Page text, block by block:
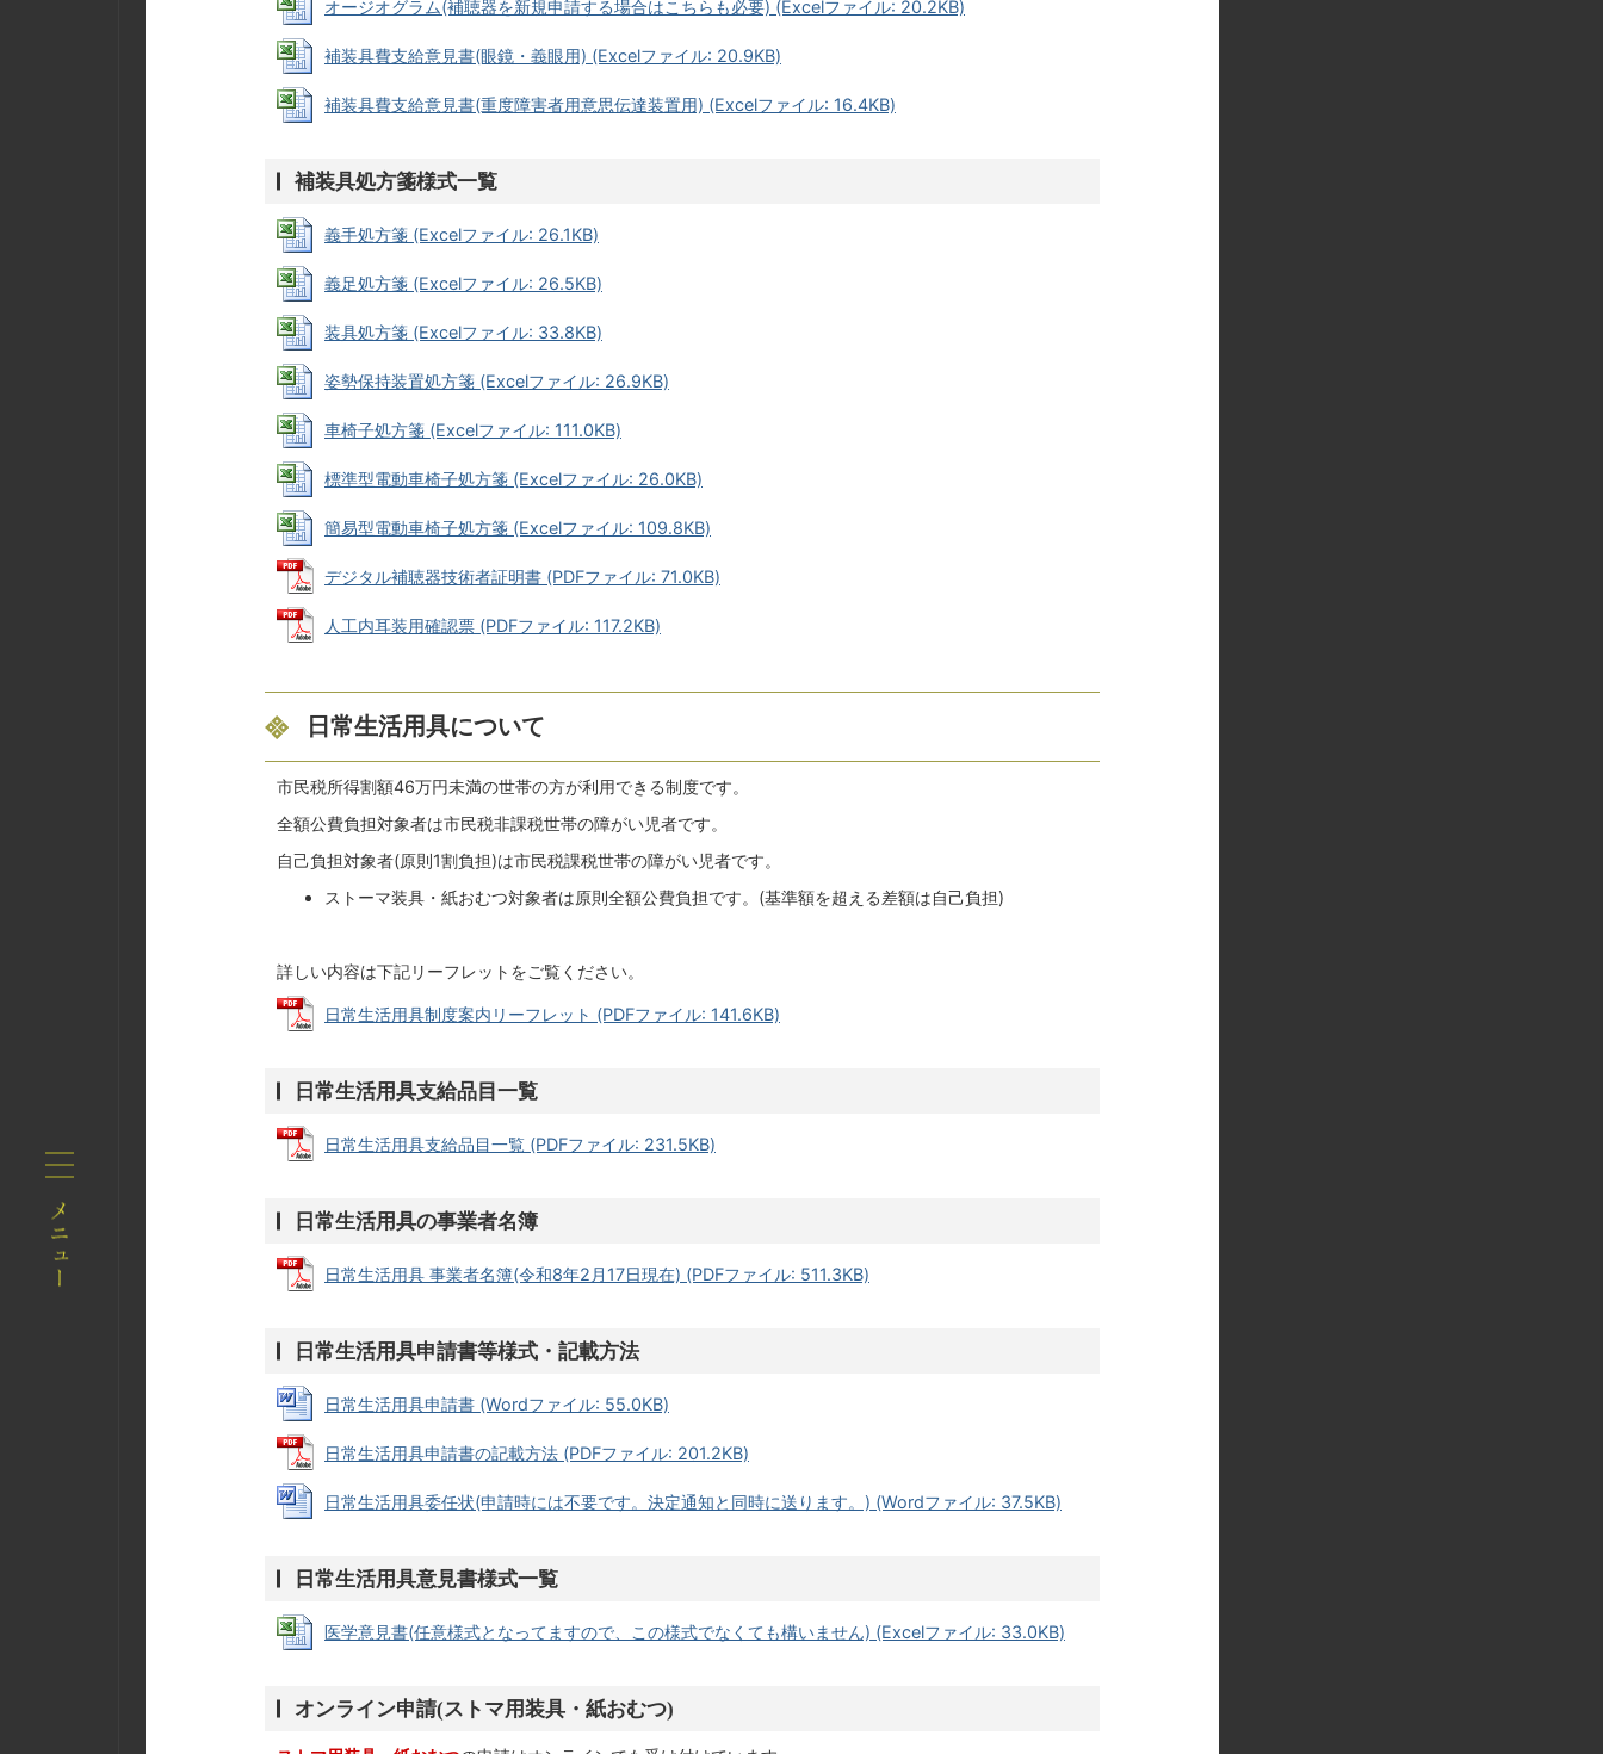
オージオグラム(補聴器を新規申請する場合はこちらも必要) (Excelファイル: 20.2KB)
補装具費支給意見書(眼鏡・義眼用) (Excelファイル: 20.9KB)
補装具費支給意見書(重度障害者用意思伝達装置用) (Excelファイル: 16.4KB)
補装具処方箋様式一覧
義手処方箋 (Excelファイル: 26.1KB)
義足処方箋 (Excelファイル: 26.5KB)
装具処方箋 (Excelファイル: 33.8KB)
姿勢保持装置処方箋 (Excelファイル: 26.9KB)
車椅子処方箋 (Excelファイル: 111.0KB)
標準型電動車椅子処方箋 (Excelファイル: 26.0KB)
簡易型電動車椅子処方箋 (Excelファイル: 109.8KB)
デジタル補聴器技術者証明書 (PDFファイル: 71.0KB)
人工内耳装用確認票 (PDFファイル: 117.2KB)
日常生活用具について
市民税所得割額46万円未満の世帯の方が利用できる制度です。
全額公費負担対象者は市民税非課税世帯の障がい児者です。
自己負担対象者(原則1割負担)は市民税課税世帯の障がい児者です。
ストーマ装具・紙おむつ対象者は原則全額公費負担です。(基準額を超える差額は自己負担)
詳しい内容は下記リーフレットをご覧ください。
日常生活用具制度案内リーフレット (PDFファイル: 141.6KB)
日常生活用具支給品目一覧
日常生活用具支給品目一覧 (PDFファイル: 231.5KB)
日常生活用具の事業者名簿
日常生活用具 事業者名簿(令和8年2月17日現在) (PDFファイル: 511.3KB)
日常生活用具申請書等様式・記載方法
日常生活用具申請書 (Wordファイル: 55.0KB)
日常生活用具申請書の記載方法 (PDFファイル: 201.2KB)
日常生活用具委任状(申請時には不要です。決定通知と同時に送ります。) (Wordファイル: 37.5KB)
日常生活用具意見書様式一覧
医学意見書(任意様式となってますので、この様式でなくても構いません) (Excelファイル: 33.0KB)
オンライン申請(ストマ用装具・紙おむつ)